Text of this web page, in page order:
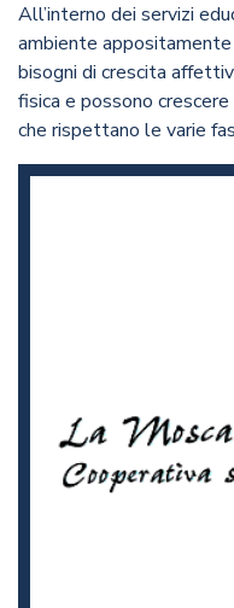
All’interno dei servizi
ambiente
bisogni di crescita
fisica e possono
che rispettano le varie